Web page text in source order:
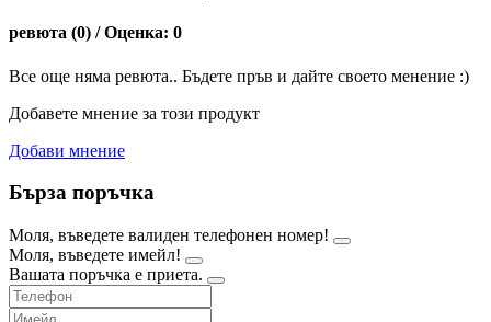
ревюта (0) / Оценка: 0
Все още няма ревюта.. Бъдете пръв и дайте своето менение :)
Добавете мнение за този продукт
Добави мнение
Бърза поръчка
Моля, въведете валиден телефонен номер!
Моля, въведете имейл!
Вашата поръчка е приета.